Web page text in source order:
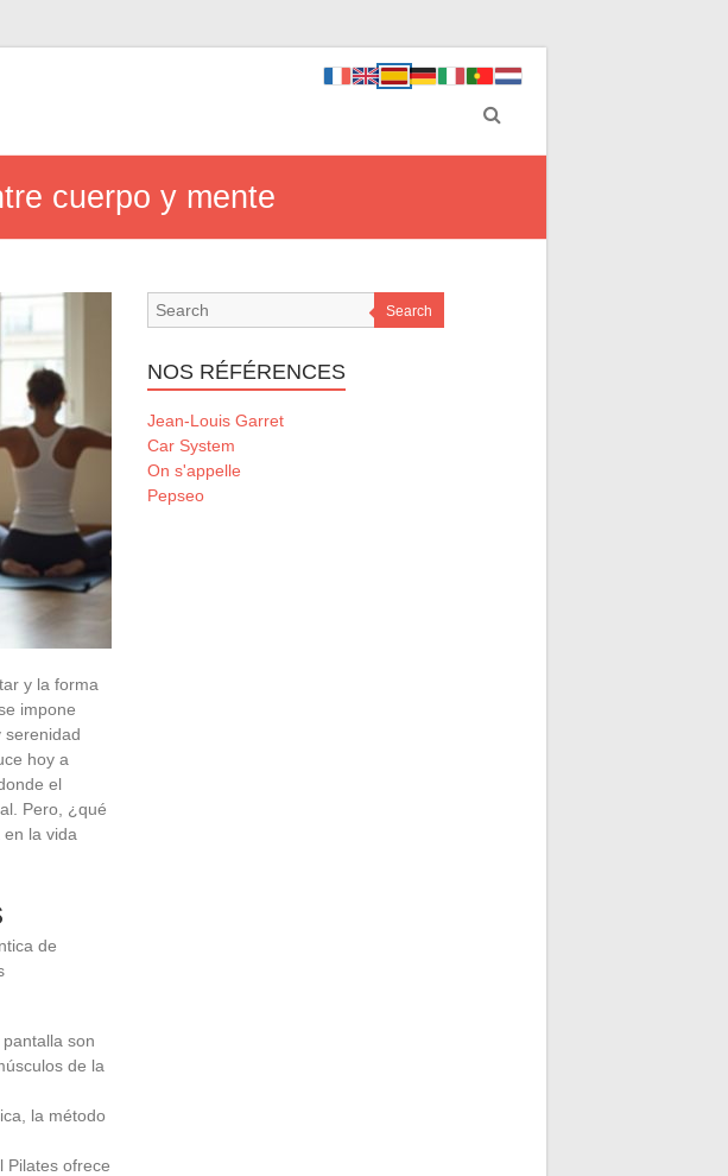
cuerpo y mente
y la forma
impone
serenidad
hoy a
el
Pero, ¿qué
la vida
de
son
de la
la método
Pilates ofrece
Search
NOS RÉFÉRENCES
Jean-Louis Garret
Car System
On s'appelle
Pepseo